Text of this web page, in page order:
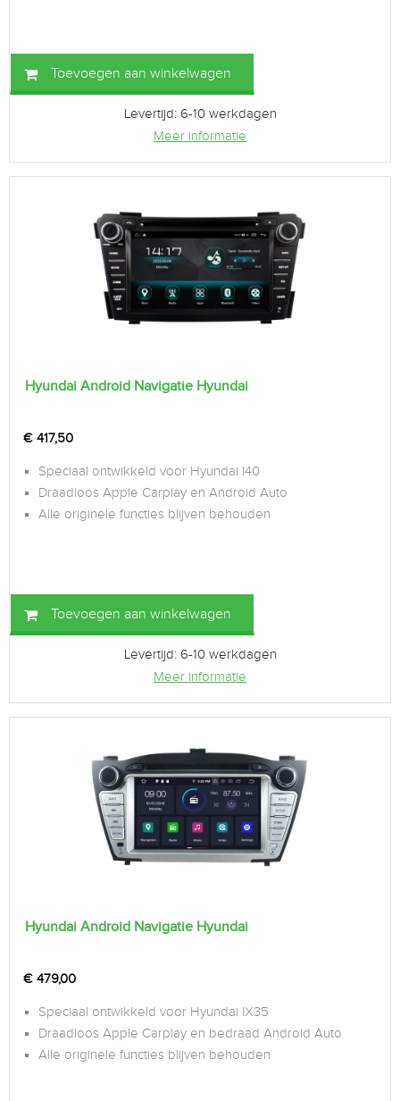
Toevoegen aan winkelwagen
Levertijd: 6-10 werkdagen
Meer informatie
Hyundai Android Navigatie Hyundai
€ 417,50
Speciaal ontwikkeld voor Hyundai I40
Draadloos Apple Carplay en Android Auto
Alle originele functies blijven behouden
Toevoegen aan winkelwagen
Levertijd: 6-10 werkdagen
Meer informatie
Hyundai Android Navigatie Hyundai
€ 479,00
Speciaal ontwikkeld voor Hyundai IX35
Draadloos Apple Carplay en bedraad Android Auto
Alle originele functies blijven behouden